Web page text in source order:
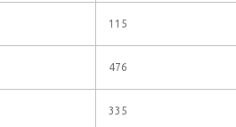
115
476
335